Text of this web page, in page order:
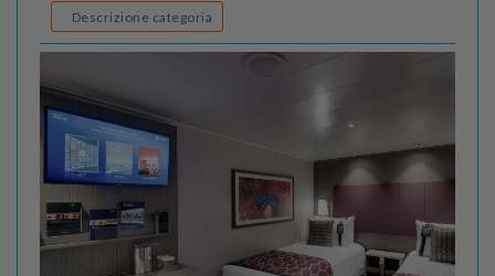
Descrizione categoria